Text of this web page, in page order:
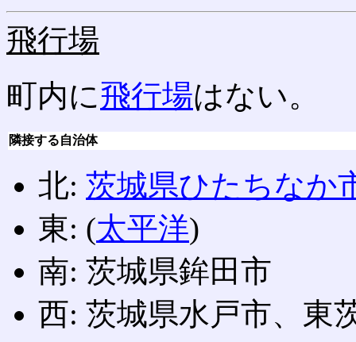
飛行場
町内に飛行場はない。
隣接する自治体
北: 茨城県ひたちなか
東: (太平洋)
南: 茨城県鉾田市
西: 茨城県水戸市、東